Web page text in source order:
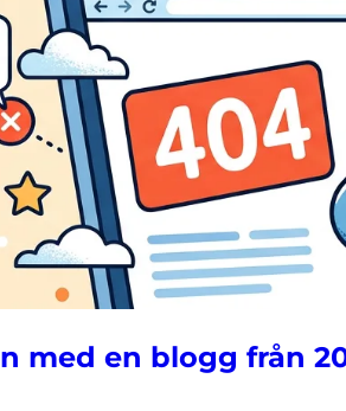
med en blogg från